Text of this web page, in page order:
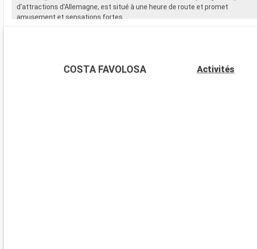
d'attractions d'Allemagne, est situé à une heure de route et promet
amusement et sensations fortes.
COSTA FAVOLOSA Activités